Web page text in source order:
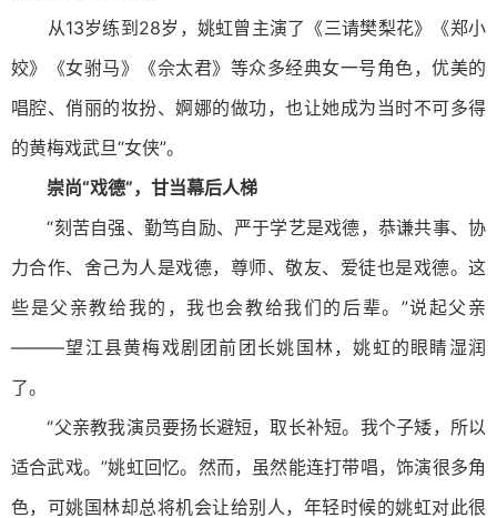
从13岁练到28岁，姚虹曾主演了《三请樊梨花》《郑小
姣》《女驸马》《佘太君》等众多经典女一号角色，优美的
唱腔、俏丽的妆扮、婀娜的做功，也让她成为当时不可多得
的黄梅戏武旦“女侠”。
崇尚“戏德”，甘当幕后人梯
“刻苦自强、勤笃自励、严于学艺是戏德，恭谦共事、协
力合作、舍己为人是戏德，尊师、敬友、爱徒也是戏德。这
些是父亲教给我的，我也会教给我们的后辈。”说起父亲
———望江县黄梅戏剧团前团长姚国林，姚虹的眼睛湿润
了。
“父亲教我演员要扬长避短，取长补短。我个子矮，所以
适合武戏。”姚虹回忆。然而，虽然能连打带唱，饰演很多角
色，可姚国林却总将机会让给别人，年轻时候的姚虹对此很